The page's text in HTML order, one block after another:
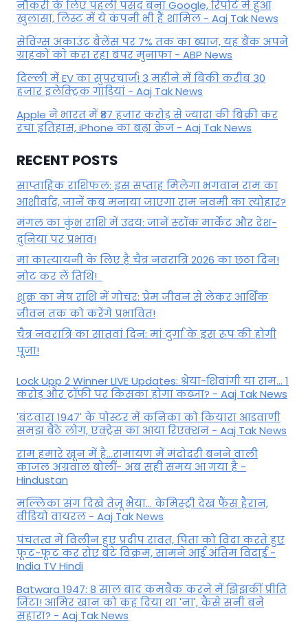
नौकरी के लिए पहली पसंद बना Google, रिपोर्ट में हुआ
खुलासा, लिस्ट में ये कंपनी भी हैं शामिल - Aaj Tak News
सेविंग्स अकाउंट बैलेंस पर 7% तक का ब्याज, यह बैंक अपने
ग्राहकों काे करा रहा बंपर मुनाफा - ABP News
दिल्ली में EV का सुपरचार्ज! 3 महीने में बिकी करीब 30
हजार इलेक्ट्रिक गाड़ियां - Aaj Tak News
Apple ने भारत में ₹87 हजार करोड़ से ज्यादा की बिक्री कर
रचा इतिहास, iPhone का बढ़ा क्रेज - Aaj Tak News
RECENT POSTS
साप्ताहिक राशिफल: इस सप्ताह मिलेगा भगवान राम का
आशीर्वाद, जानें कब मनाया जाएगा राम नवमी का त्योहार?
मंगल का कुंभ राशि में उदय: जानें स्‍टॉक मार्केट और देश-
दुनिया पर प्रभाव!
मां कात्‍यायनी के लिए है चैत्र नवरात्रि 2026 का छठा दिन!
नोट कर लें तिथि!
शुक्र का मेष राशि में गोचर: प्रेम जीवन से लेकर आर्थिक
जीवन तक को करेंगे प्रभावित!
चैत्र नवरात्रि का सातवां दिन: मां दुर्गा के इस रूप की होगी
पूजा!
Lock Upp 2 Winner LIVE Updates: श्रेया-शिवांगी या राम... 1
करोड़ और ट्रॉफी पर किसका होगा कब्जा? - Aaj Tak News
'बंटवारा 1947' के पोस्टर में कनिका को कियारा आडवाणी
समझ बैठे लोग, एक्ट्रेस का आया रिएक्शन - Aaj Tak News
राम हमारे खून में है…रामायण में मंदोदरी बनने वाली
काजल अग्रवाल बोलीं- अब सही समय आ गया है -
Hindustan
मल्लिका संग दिखे तेजू भैया... केमिस्ट्री देख फैंस हैरान,
वीडियो वायरल - Aaj Tak News
पंचतत्व में विलीन हुए प्रदीप रावत, पिता को विदा करते हुए
फूट-फूट कर रोए बेटे विक्रम, सामने आईं अंतिम विदाई -
India TV Hindi
Batwara 1947: 8 साल बाद कमबैक करने में झिझकीं प्रीति
जिंटा! आमिर खान को कह दिया था 'ना', कैसे सनी बने
सहारा? - Aaj Tak News